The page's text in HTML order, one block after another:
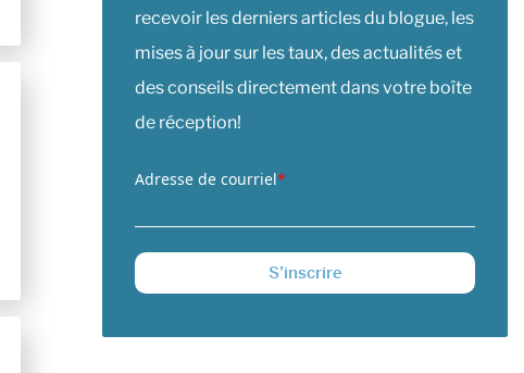
recevoir les derniers articles du blogue, les
mises à jour sur les taux, des actualités et
des conseils directement dans votre boîte
de réception!
Adresse de courriel*